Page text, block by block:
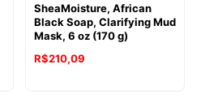
SheaMoisture, African
Black Soap, Clarifying Mud
Mask, 6 oz (170 g)
R$210,09